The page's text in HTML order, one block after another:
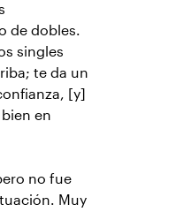
de dobles.
singles
te da un
[y]
en
no fue
Muy